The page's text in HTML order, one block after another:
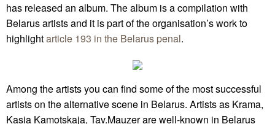
has released an album. The album is a compilation with
Belarus artists and it is part of the organisation’s work to
highlightarticle 193 in the Belarus penal.
Among the artists you can find some of the most successful
artists on the alternative scene in Belarus. Artists as Krama,
Kasia Kamotskaja, Tav.Mauzer are well-known in Belarus